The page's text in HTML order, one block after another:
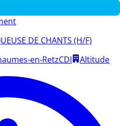
DE CHANTS (H/F)
en-RetzCDI
Altitude